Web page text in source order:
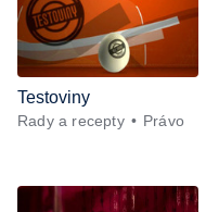
Testoviny
Rady a recepty Právo